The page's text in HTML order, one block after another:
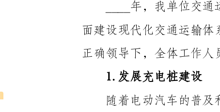
1.发展充电桩建设